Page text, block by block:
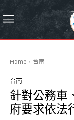
Home 台南
台南
針對公務車
府要求依法